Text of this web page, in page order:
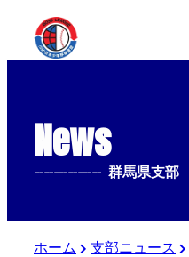
News
-------------- 群馬県支部
ホーム 支部ニュース